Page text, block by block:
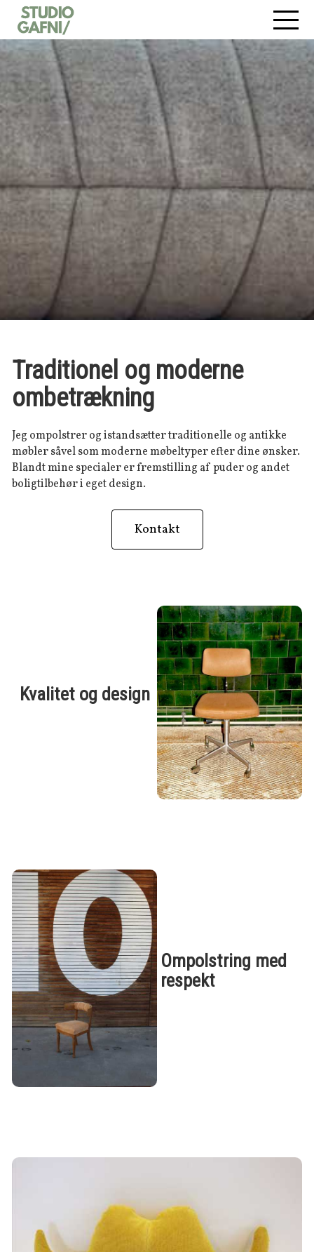
Traditionel og moderne
ombetrækning
Jeg ompolstrer og istandsætter traditionelle og antikke
møbler såvel som moderne møbeltyper efter dine ønsker.
Blandt mine specialer er fremstilling af puder og andet
boligtilbehør i eget design.
Kontakt
Kvalitet og design
Ompolstring med
respekt